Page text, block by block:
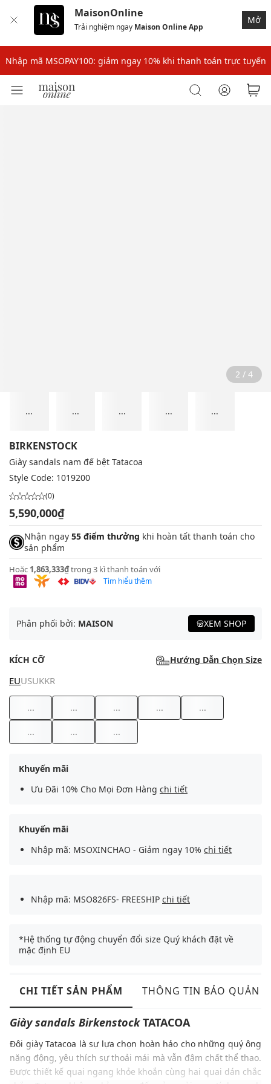
MaisonOnline
Trải nghiệm ngay Maison Online App
Mở
Nhập mã: MSOXINCHAO - Giảm 10% đơn đầu cho thành viên mới!
Nhập mã MSOPAY100: giảm ngay 10% khi thanh toán trực tuyến
Nhập mã: MSOXINCHAO - Giảm 10% đơn đầu cho thành viên mới!
2 / 4
... ... ... ... ...
BIRKENSTOCK
Giày sandals nam đế bệt Tatacoa
Style Code: 1019200
(0)
5,590,000₫
Nhận ngay 55 điểm thưởng khi hoàn tất thanh toán cho
sản phẩm
Hoặc 1,863,333₫trong 3 kì thanh toán với
Tìm hiểu thêm
Phân phối bởi: MAISON XEM SHOP
KÍCH CỠ Hướng Dẫn Chọn Size
EUUSUKKR
... ... ... ... ...
... ... ...
Khuyến mãi
Ưu Đãi 10% Cho Mọi Đơn Hàng chi tiết
Khuyến mãi
Nhập mã: MSOXINCHAO - Giảm ngay 10% chi tiết
Nhập mã: MSO826FS- FREESHIP chi tiết
*Hệ thống tự động chuyển đổi size Quý khách đặt về
mặc định EU
CHI TIẾT SẢN PHẨM THÔNG TIN BẢO QUẢN
Giày sandals Birkenstock TATACOA
Đôi giày Tatacoa là sự lựa chọn hoàn hảo cho những quý ông
năng động, yêu thích sự thoải mái mà vẫn đậm chất thể thao.
Được thiết kế quai ngang khỏe khoắn cùng hai quai dán chắc